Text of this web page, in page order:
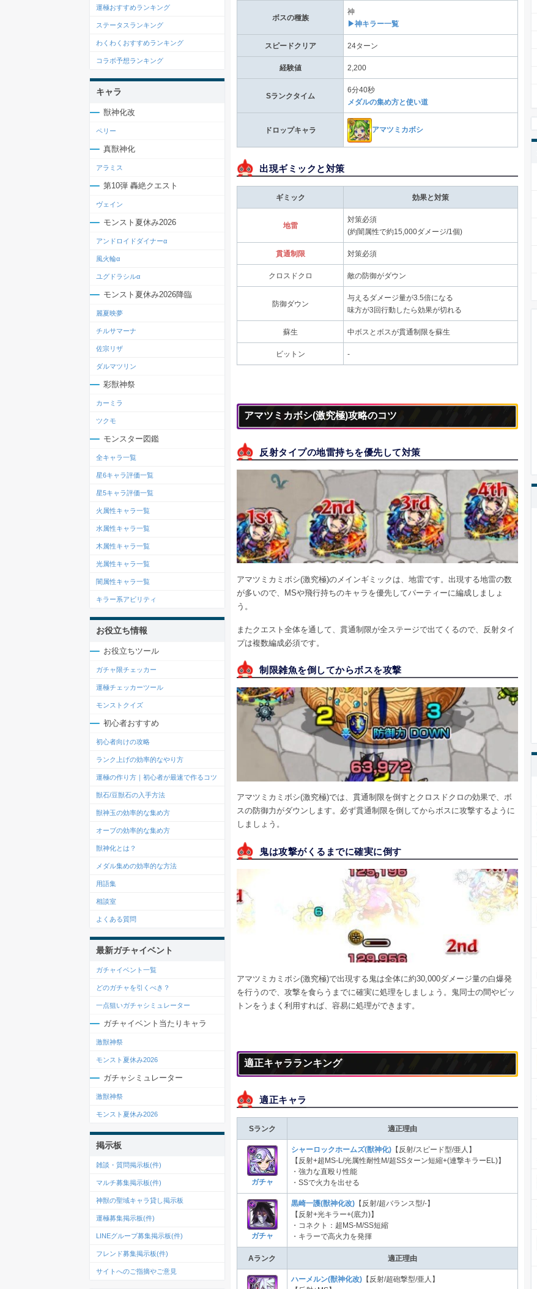
ボスの種族
神
▶神キラー一覧
スピードクリア 24ターン
経験値 2,200
Sランクタイム
6分40秒
メダルの集め方と使い道
ドロップキャラ アマツミカボシ
出現ギミックと対策
ギミック 効果と対策
地雷
対策必須
(約闇属性で約15,000ダメージ/1個)
貫通制限 対策必須
クロスドクロ 敵の防御がダウン
防御ダウン
与えるダメージ量が3.5倍になる
味方が3回行動したら効果が切れる
蘇生 中ボスとボスが貫通制限を蘇生
ビットン -
アマツミカボシ(激究極)攻略のコツ
反射タイプの地雷持ちを優先して対策
アマツミカミボシ(激究極)のメインギミックは、地雷です。出現する地雷の数
が多いので、MSや飛行持ちのキャラを優先してパーティーに編成しましょ
う。
またクエスト全体を通して、貫通制限が全ステージで出てくるので、反射タイ
プは複数編成必須です。
制限雑魚を倒してからボスを攻撃
アマツミカミボシ(激究極)では、貫通制限を倒すとクロスドクロの効果で、ボ
スの防御力がダウンします。必ず貫通制限を倒してからボスに攻撃するように
しましょう。
鬼は攻撃がくるまでに確実に倒す
アマツミカミボシ(激究極)で出現する鬼は全体に約30,000ダメージ量の白爆発
を行うので、攻撃を食らうまでに確実に処理をしましょう。鬼同士の間やビッ
トンをうまく利用すれば、容易に処理ができます。
適正キャラランキング
適正キャラ
Sランク 適正理由
ガチャ
シャーロックホームズ(獣神化) 【反射/スピード型/亜人】
【反射+超MS-L/光属性耐性M/超SSターン短縮+(連撃キラーEL)】
・強力な直殴り性能
・SSで火力を出せる
ガチャ
黒崎一護(獣神化改) 【反射/超バランス型/-】
【反射+光キラー+(底力)】
・コネクト：超MS-M/SS短縮
・キラーで高火力を発揮
Aランク 適正理由
ハーメルン(獣神化改) 【反射/超砲撃型/亜人】
運極おすすめランキング
ステータスランキング
わくわくおすすめランキング
コラボ予想ランキング
キャラ
獣神化改
ペリー
真獣神化
アラミス
第10弾 轟絶クエスト
ヴェイン
モンスト夏休み2026
アンドロイドダイナーα
風火輪α
ユグドラシルα
モンスト夏休み2026降臨
麗夏映夢
チルサマーナ
佐宗リザ
ダルマツリン
彩獣神祭
カーミラ
ツクモ
モンスター図鑑
全キャラ一覧
星6キャラ評価一覧
星5キャラ評価一覧
火属性キャラ一覧
水属性キャラ一覧
木属性キャラ一覧
光属性キャラ一覧
闇属性キャラ一覧
キラー系アビリティ
お役立ち情報
お役立ちツール
ガチャ限チェッカー
運極チェッカーツール
モンストクイズ
初心者おすすめ
初心者向けの攻略
ランク上げの効率的なやり方
運極の作り方｜初心者が最速で作るコツ
獣石/豆獣石の入手方法
獣神玉の効率的な集め方
オーブの効率的な集め方
獣神化とは？
メダル集めの効率的な方法
用語集
相談室
よくある質問
最新ガチャイベント
ガチャイベント一覧
どのガチャを引くべき？
一点狙いガチャシミュレーター
ガチャイベント当たりキャラ
激獣神祭
モンスト夏休み2026
ガチャシミュレーター
激獣神祭
モンスト夏休み2026
掲示板
雑談・質問掲示板(件)
マルチ募集掲示板(件)
神獣の聖域キャラ貸し掲示板
運極募集掲示板(件)
LINEグループ募集掲示板(件)
フレンド募集掲示板(件)
サイトへのご指摘やご意見